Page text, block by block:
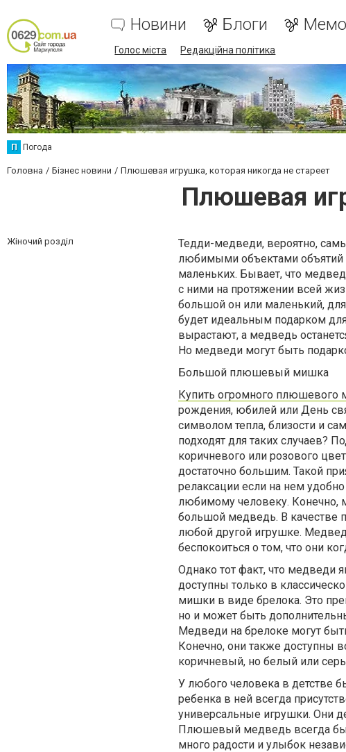
Новини Блоги
Голос міста Редакційна політика
П Погода
Головна Бізнес новини Плюшевая игрушка, которая никогда не стареет
Плюшевая
Жіночий розділ
Тедди-медведи, вероятно,
любимыми объектами объятий
маленьких. Бывает, что
с ними на протяжении всей
большой он или маленький,
будет идеальным подарком
вырастают, а медведь
Но медведи могут быть
Большой плюшевый мишка
Купить огромного плюшевого
рождения, юбилей или День
символом тепла, близости и
подходят для таких
коричневого или розового
достаточно большим. Такой
релаксации если на нем
любимому человеку. Конечно,
большой медведь. В качестве
любой другой игрушке.
беспокоиться о том, что они
Однако тот факт, что медведи
доступны только в
мишки в виде брелока. Это
но и может быть
Медведи на брелоке могут
Конечно, они также доступны
коричневый, но белый или
У любого человека в детстве
ребенка в ней всегда
универсальные игрушки. Они
Плюшевый медведь всегда
много радости и улыбок